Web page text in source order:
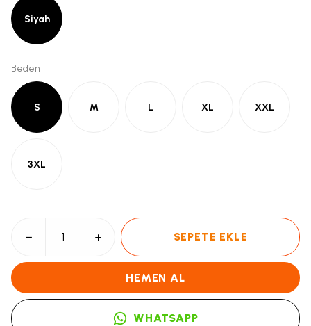
Siyah
Beden
S M L XL XXL
3XL
SEPETE EKLE
HEMEN AL
WHATSAPP